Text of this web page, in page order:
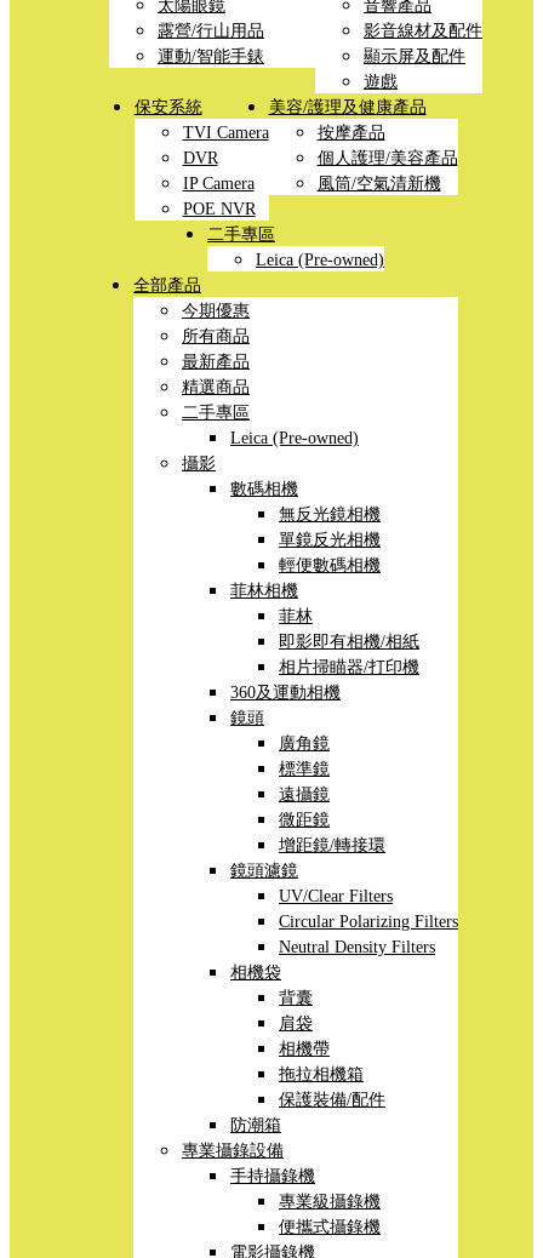
太陽眼鏡
露營/行山用品
運動/智能手錶
音響產品
影音線材及配件
顯示屏及配件
遊戲
保安系統
TVI Camera
DVR
IP Camera
POE NVR
美容/護理及健康產品
按摩產品
個人護理/美容產品
風筒/空氣清新機
二手專區
Leica (Pre-owned)
全部產品
今期優惠
所有商品
最新產品
精選商品
二手專區
Leica (Pre-owned)
攝影
數碼相機
無反光鏡相機
單鏡反光相機
輕便數碼相機
菲林相機
菲林
即影即有相機/相紙
相片掃瞄器/打印機
360及運動相機
鏡頭
廣角鏡
標準鏡
遠攝鏡
微距鏡
增距鏡/轉接環
鏡頭濾鏡
UV/Clear Filters
Circular Polarizing Filters
Neutral Density Filters
相機袋
背囊
肩袋
相機帶
拖拉相機箱
保護裝備/配件
防潮箱
專業攝錄設備
手持攝錄機
專業級攝錄機
便攜式攝錄機
電影攝錄機